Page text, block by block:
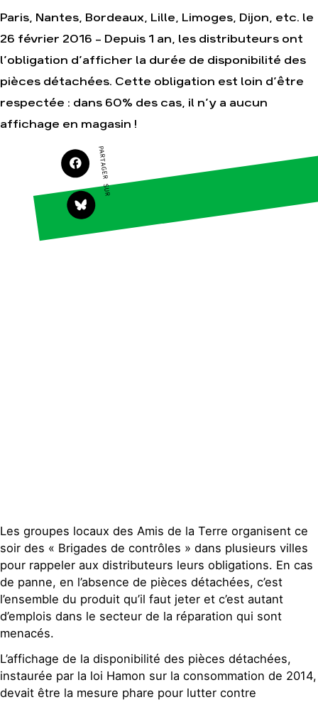
Agir
terrain
Agir au quotidien
campagnes
Transmettre tout ou
partie de son
patrimoine
Télécharger
gratuitement les
guides éco-citoyens
Nos
thématiques
Climat – Énergie
Surproduction
Multinationales
Paris, Nantes, Bordeaux, Lille, Limoges, Dijon, etc. le
26 février 2016 – Depuis 1 an, les distributeurs ont
l’obligation d’afficher la durée de disponibilité des
pièces détachées. Cette obligation est loin d’être
respectée : dans 60% des cas, il n’y a aucun
affichage en magasin !
PARTAGER SUR
Les groupes locaux des Amis de la Terre organisent ce
soir des « Brigades de contrôles » dans plusieurs villes
pour rappeler aux distributeurs leurs obligations. En cas
de panne, en l’absence de pièces détachées, c’est
l’ensemble du produit qu’il faut jeter et c’est autant
d’emplois dans le secteur de la réparation qui sont
menacés.
L’affichage de la disponibilité des pièces détachées,
instaurée par la loi Hamon sur la consommation de 2014,
devait être la mesure phare pour lutter contre